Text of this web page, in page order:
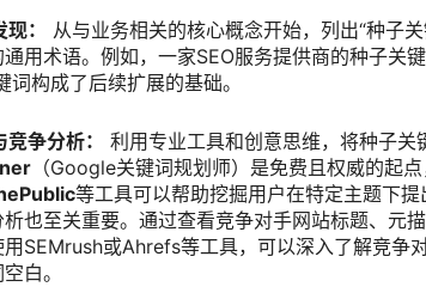
：
从与业务相关的核心概念开始，列出“种子
用术语。例如，一家SEO服务提供商的种子关
词构成了后续扩展的基础。
争分析： 利用专业工具和创意思维，将种子关
（Google关键词规划师）是免费且权威的起
等工具可以帮助挖掘用户在特定主题下
也至关重要。通过查看竞争对手网站标题、元
SEMrush或Ahrefs等工具，可以深入了解竞争
白。